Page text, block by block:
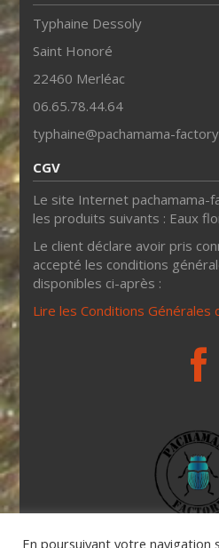
Typhaine Dessoly
Saint Honoré
22460 Merléac
06.65.78.44.64
typhaine@pachamama-
CGV
Le site Internet pachamama-
les produits suivants : Eaux
Le client déclare avoir pris
accepté les conditions
disponibles ci-après :
Lire les Conditions Générales
Hydrolats & eaux florales
En poursuivant votre navigation